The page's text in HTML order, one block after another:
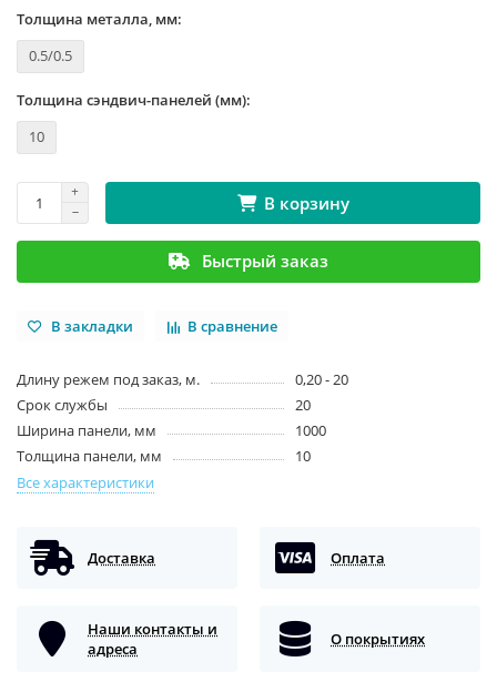
Толщина металла, мм:
0.5/0.5
Толщина сэндвич-панелей (мм):
10
В корзину
Быстрый заказ
В закладки В сравнение
Длину режем под заказ, м.
0,20 - 20
Срок службы
20
Ширина панели, мм
1000
Толщина панели, мм
10
Все характеристики
Доставка Оплата
Наши контакты и
адреса
О покрытиях